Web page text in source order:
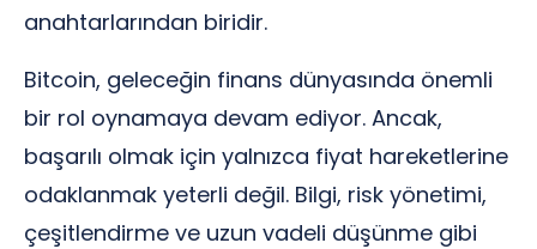
anahtarlarından biridir.
Bitcoin, geleceğin finans dünyasında önemli
bir rol oynamaya devam ediyor. Ancak,
başarılı olmak için yalnızca fiyat hareketlerine
odaklanmak yeterli değil. Bilgi, risk yönetimi,
çeşitlendirme ve uzun vadeli düşünme gibi